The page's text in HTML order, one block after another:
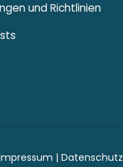
und Richtlinien
| Datenschutz